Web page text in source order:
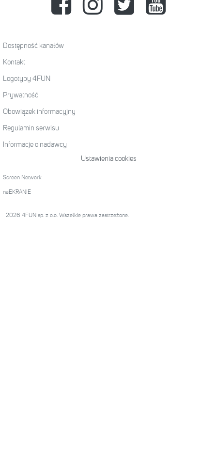
Dostępność kanałów
Kontakt
Logotypy 4FUN
Prywatność
Obowiązek informacyjny
Regulamin serwisu
Informacje o nadawcy
Ustawienia cookies
Screen Network
naEKRANIE
2026 4FUN sp. z o.o. Wszelkie prawa zastrzeżone.